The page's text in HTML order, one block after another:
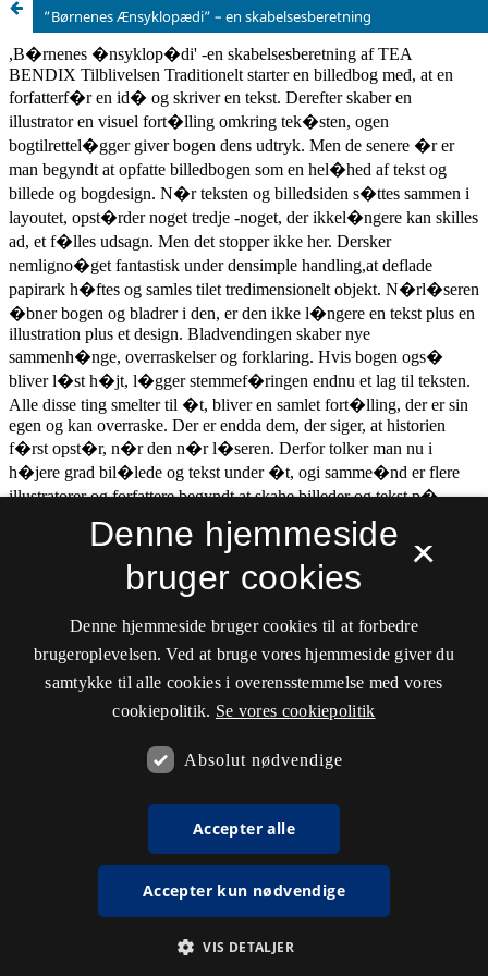
”Børnenes Ænsyklopædi” – en skabelsesberetning
×
Denne hjemmeside
bruger cookies
Denne hjemmeside bruger cookies til at forbedre
brugeroplevelsen. Ved at bruge vores hjemmeside giver du
samtykke til alle cookies i overensstemmelse med vores
cookiepolitik. Se vores cookiepolitik
Absolut nødvendige
Accepter alle
Accepter kun nødvendige
VIS DETALJER